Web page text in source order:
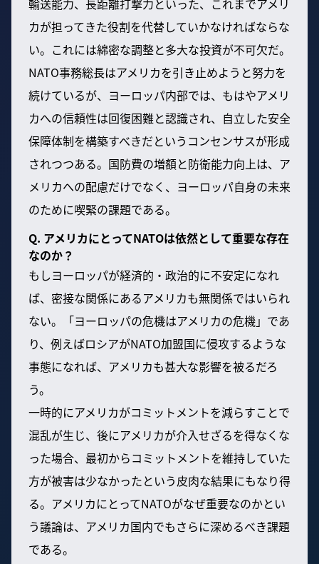
カが担ってきた役割を代替していかなければならな
い。これには綿密な調整と多大な投資が不可欠だ。
NATO事務総長はアメリカを引き止めようと努力を
続けているが、ヨーロッパ内部では、もはやアメリ
カへの信頼性は回復困難と認識され、自立した安全
保障体制を構築すべきだというコンセンサスが形成
されつつある。国防費の増額と防衛能力向上は、ア
メリカへの配慮だけでなく、ヨーロッパ自身の未来
のために喫緊の課題である。
Q. アメリカにとってNATOは依然として重要な存在
なのか？
もしヨーロッパが経済的・政治的に不安定になれ
ば、密接な関係にあるアメリカも無関係ではいられ
ない。「ヨーロッパの危機はアメリカの危機」であ
り、例えばロシアがNATO加盟国に侵攻するような
事態になれば、アメリカも甚大な影響を被るだろ
う。
一時的にアメリカがコミットメントを減らすことで
混乱が生じ、後にアメリカが介入せざるを得なくな
った場合、最初からコミットメントを維持していた
方が被害は少なかったという皮肉な結果にもなり得
る。アメリカにとってNATOがなぜ重要なのかとい
う議論は、アメリカ国内でもさらに深めるべき課題
である。